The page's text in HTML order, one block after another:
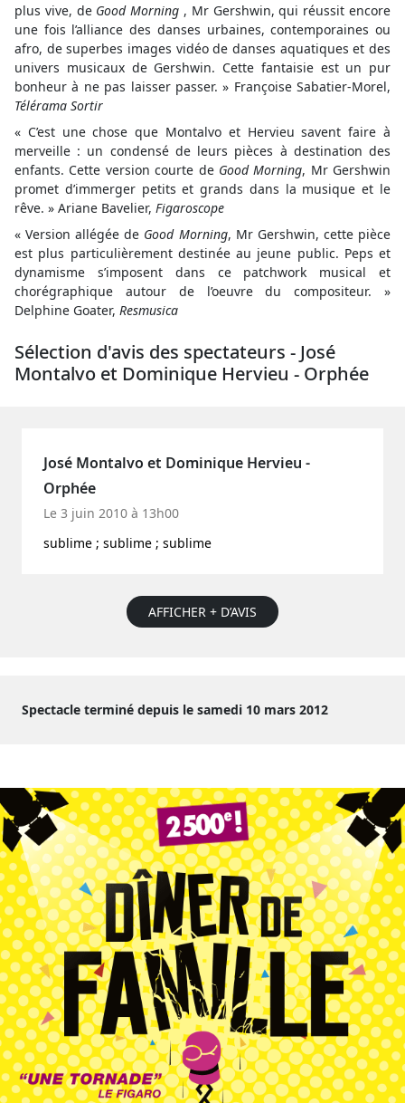
plus vive, de Good Morning , Mr Gershwin, qui réussit encore
une fois l’alliance des danses urbaines, contemporaines ou
afro, de superbes images vidéo de danses aquatiques et des
univers musicaux de Gershwin. Cette fantaisie est un pur
bonheur à ne pas laisser passer. » Françoise Sabatier-Morel,
Télérama Sortir
« C’est une chose que Montalvo et Hervieu savent faire à
merveille : un condensé de leurs pièces à destination des
enfants. Cette version courte de Good Morning, Mr Gershwin
promet d’immerger petits et grands dans la musique et le
rêve. » Ariane Bavelier, Figaroscope
« Version allégée de Good Morning, Mr Gershwin, cette pièce
est plus particulièrement destinée au jeune public. Peps et
dynamisme s’imposent dans ce patchwork musical et
chorégraphique autour de l’oeuvre du compositeur. »
Delphine Goater, Resmusica
Sélection d'avis des spectateurs - José
Montalvo et Dominique Hervieu - Orphée
José Montalvo et Dominique Hervieu -
Orphée
Le 3 juin 2010 à 13h00
sublime ; sublime ; sublime
AFFICHER + D’AVIS
Spectacle terminé depuis le samedi 10 mars 2012